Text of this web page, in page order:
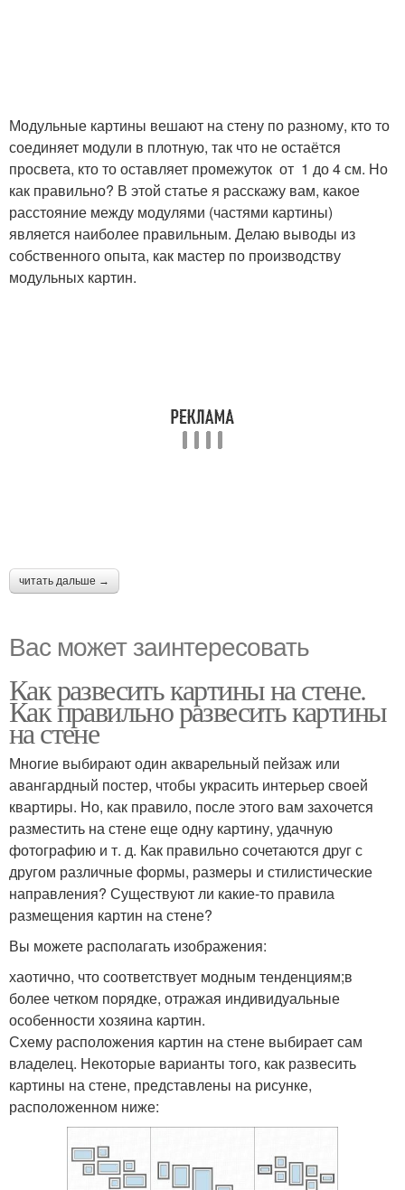
Модульные картины вешают на стену по разному, кто то
соединяет модули в плотную, так что не остаётся
просвета, кто то оставляет промежуток от 1 до 4 см. Но
как правильно? В этой статье я расскажу вам, какое
расстояние между модулями (частями картины)
является наиболее правильным. Делаю выводы из
собственного опыта, как мастер по производству
модульных картин.
читать дальше →
Вас может заинтересовать
Как развесить картины на стене.
Как правильно развесить картины
на стене
Многие выбирают один акварельный пейзаж или
авангардный постер, чтобы украсить интерьер своей
квартиры. Но, как правило, после этого вам захочется
разместить на стене еще одну картину, удачную
фотографию и т. д. Как правильно сочетаются друг с
другом различные формы, размеры и стилистические
направления? Существуют ли какие-то правила
размещения картин на стене?
Вы можете располагать изображения:
хаотично, что соответствует модным тенденциям;в
более четком порядке, отражая индивидуальные
особенности хозяина картин.
Схему расположения картин на стене выбирает сам
владелец. Некоторые варианты того, как развесить
картины на стене, представлены на рисунке,
расположенном ниже: